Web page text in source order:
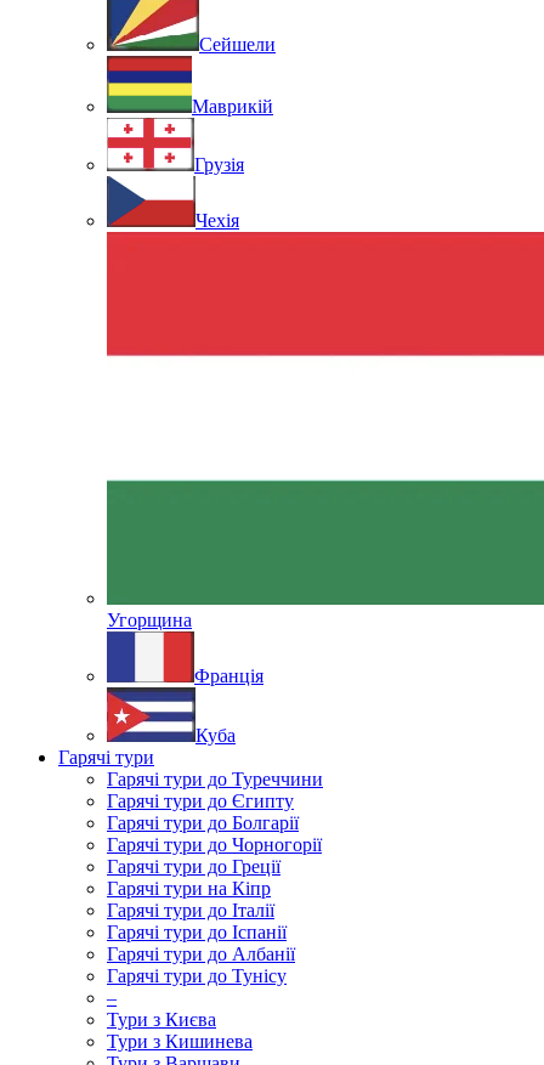
Сейшели
Маврикій
Грузія
Чехія
Угорщина
Франція
Куба
Гарячі тури
Гарячі тури до Туреччини
Гарячі тури до Єгипту
Гарячі тури до Болгарії
Гарячі тури до Чорногорії
Гарячі тури до Греції
Гарячі тури на Кіпр
Гарячі тури до Італії
Гарячі тури до Іспанії
Гарячі тури до Албанії
Гарячі тури до Тунісу
–
Тури з Києва
Тури з Кишинева